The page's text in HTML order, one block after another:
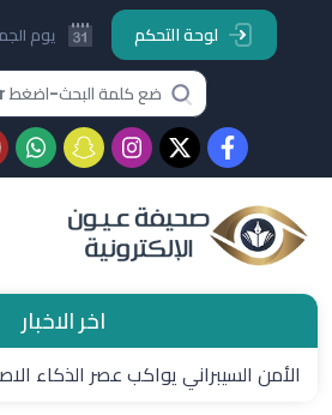
لوحة التحكم يوم الجمعة 22
اخر الاخبار
الأمن السيبراني يواكب عصر الذكاء